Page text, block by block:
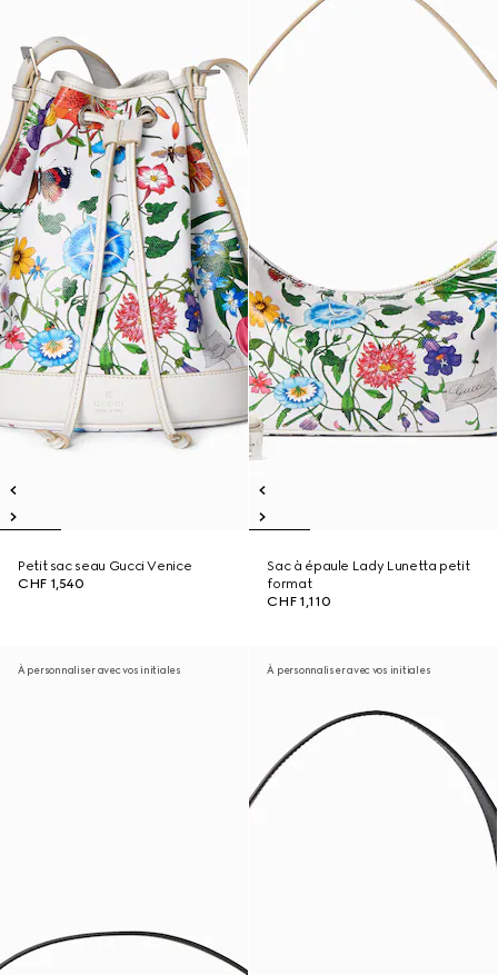
Petit sac seau Gucci Venice
CHF 1,540
Sac à épaule Lady Lunetta petit
format
CHF 1,110
À personnaliser avec vos initiales À personnaliser avec vos initiales